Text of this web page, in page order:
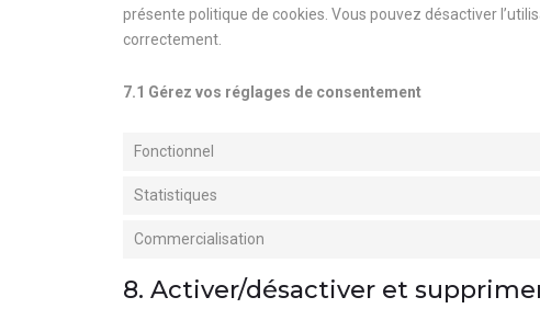
présente politique de cookies. Vous pouvez désactiver
correctement.
7.1 Gérez vos réglages de consentement
Fonctionnel
Statistiques
Commercialisation
8. Activer/désactiver et